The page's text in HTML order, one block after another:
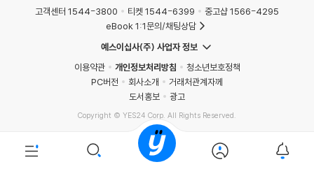
고객센터 1544-3800 티켓 1544-6399
중고샵 1566-4295
eBook 1:1문의/채팅상담
예스이십사(주) 사업자 정보
이용약관
개인정보처리방침
청소년보호정책
PC버전
회사소개
거래처관계자께
도서홍보
광고
Copyright © YES24 Corp. All Rights Reserved.